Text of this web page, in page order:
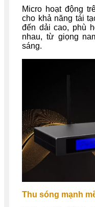
Micro hoạt động
cho khả năng tái
đến dải cao, phù
nhau, từ giọng
sáng.
Thu sóng mạnh